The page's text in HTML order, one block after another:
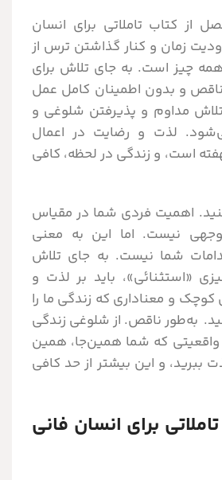
از کتاب تاملاتی برای انسان
زمان و کنار گذاشتن ترس از
همه چیز است. به جای تلاش برای
ناقص و بدون اطمینان کامل عمل
مداوم و پذیرفتن شلوغی و
لذت و رضایت در اعمال
است، و زندگی در لحظه، کافی
اهمیت فردی شما در مقیاس
نیست. اما این به معنی
شما نیست. به جای تلاش
«استثنائی»، باید بر لذت و
کوچک و معناداری که زندگی ما را
به‌طور ناقص. از شلوغی زندگی
واقعیتی که شما همین‌جا، همین
ببرید، و این بیشتر از حد کافی
برای انسان فانی